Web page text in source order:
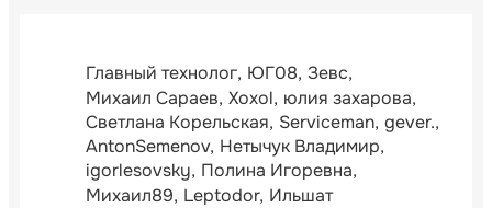
Главный технолог ЮГ08 Зевс
Михаил Сараев Xoxol юлия захарова
Светлана Корельская Serviceman gever.
AntonSemenov Нетычук Владимир
igorlesovsky Полина Игоревна
Михаил89 Leptodor Ильшат